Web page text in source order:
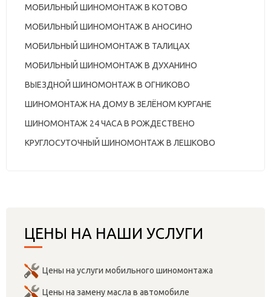
МОБИЛЬНЫЙ ШИНОМОНТАЖ В КОТОВО
МОБИЛЬНЫЙ ШИНОМОНТАЖ В АНОСИНО
МОБИЛЬНЫЙ ШИНОМОНТАЖ В ТАЛИЦАХ
МОБИЛЬНЫЙ ШИНОМОНТАЖ В ДУХАНИНО
ВЫЕЗДНОЙ ШИНОМОНТАЖ В ОГНИКОВО
ШИНОМОНТАЖ НА ДОМУ В ЗЕЛЁНОМ КУРГАНЕ
ШИНОМОНТАЖ 24 ЧАСА В РОЖДЕСТВЕНО
КРУГЛОСУТОЧНЫЙ ШИНОМОНТАЖ В ЛЕШКОВО
ЦЕНЫ НА НАШИ УСЛУГИ
Цены на услуги мобильного шиномонтажа
Цены на замену масла в автомобиле